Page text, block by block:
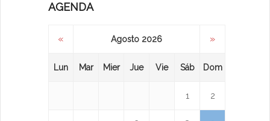
AGENDA
« Agosto 2026 »
Lun Mar Mier Jue Vie Sáb Dom
1 2